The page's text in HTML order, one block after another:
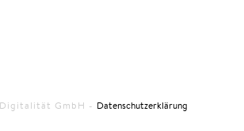
Digitalität GmbH - Datenschutzerklärung